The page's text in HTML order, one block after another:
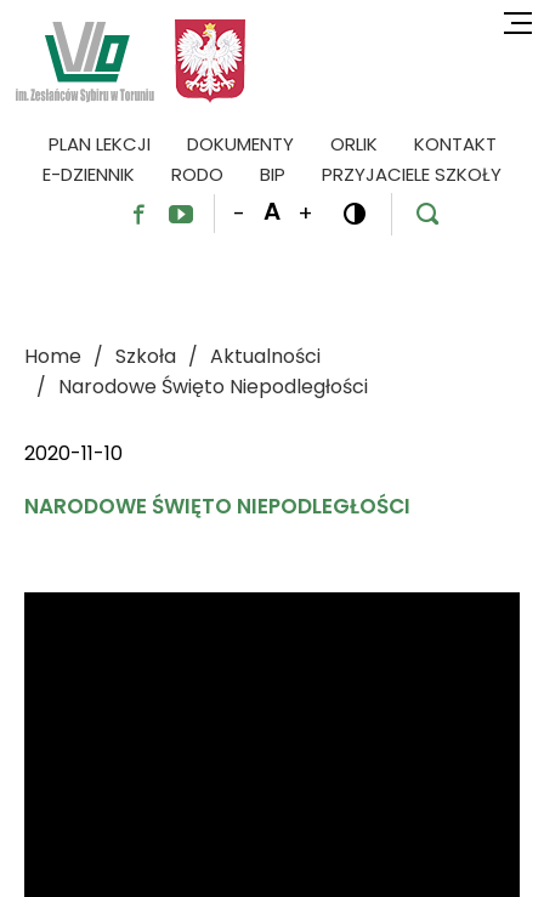
PLAN LEKCJI DOKUMENTY ORLIK
KONTAKT
E-DZIENNIK
RODO BIP PRZYJACIELE SZKOŁY
  - A +  
Home Szkoła
Aktualności
Narodowe Święto Niepodległości
2020-11-10
NARODOWE ŚWIĘTO NIEPODLEGŁOŚCI